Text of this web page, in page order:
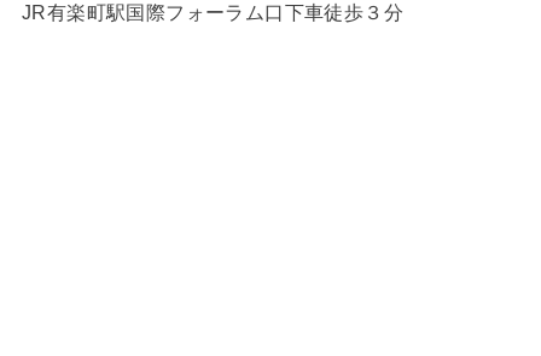
JR有楽町駅国際フォーラム口下車徒歩３分